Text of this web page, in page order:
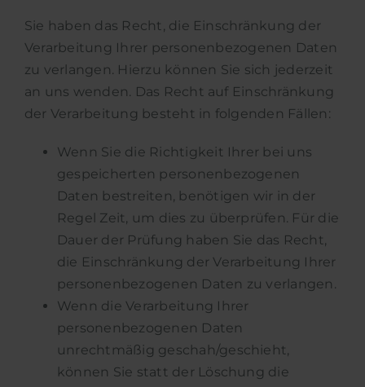
Sie haben das Recht, die Einschränkung der
Verarbeitung Ihrer personenbezogenen Daten
zu verlangen. Hierzu können Sie sich jederzeit
an uns wenden. Das Recht auf Einschränkung
der Verarbeitung besteht in folgenden Fällen:
Wenn Sie die Richtigkeit Ihrer bei uns
gespeicherten personenbezogenen
Daten bestreiten, benötigen wir in der
Regel Zeit, um dies zu überprüfen. Für die
Dauer der Prüfung haben Sie das Recht,
die Einschränkung der Verarbeitung Ihrer
personenbezogenen Daten zu verlangen.
Wenn die Verarbeitung Ihrer
personenbezogenen Daten
unrechtmäßig geschah/geschieht,
können Sie statt der Löschung die